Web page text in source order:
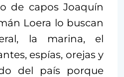
de capos Joaquín
Loera lo buscan
la marina, el
espías, orejas y
del país porque